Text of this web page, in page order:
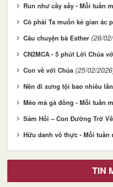
Run như cầy sấy - Mỗi tuần
Có phải Ta muốn kẻ gian ác
Câu chuyện bà Esther (26/
CN2MCA - 5 phút Lời Chúa
Con về với Chúa (25/02/
Nên đi xưng tội bao nhiêu
Mèo mả gà đồng - Mỗi tuần
Sám Hối – Con Đường Trở Về
Hữu danh vô thực - Mỗi tuần
TIN